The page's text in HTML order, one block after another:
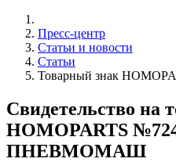
Пресс-центр
Статьи и новости
Статьи
Товарный знак
Свидетельство на
HOMOPARTS
ПНЕВМОМАШ